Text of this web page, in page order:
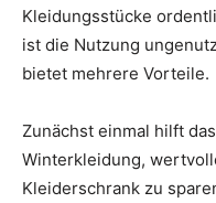
Kleidungsstücke
ist die Nutzung
bietet mehrere Vorteile.
Zunächst einmal hilft
Winterkleidung,
Kleiderschrank zu